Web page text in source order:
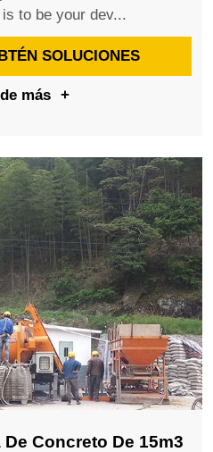
to be your dev...
SOLUCIONES
más +
Concreto De 15m3